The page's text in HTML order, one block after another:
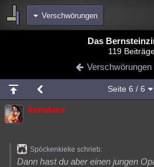
Verschwörungen
Blogs
Chat Wiki Neuigkeiten
meine Rubriken
Menschen Wissenschaft
Natur Umfragen Unterhaltung
Das
119
Verschwörungen
Seite 6 / 6
konstanz
Spöckenkieke schrieb:
Dann hast du aber einen jungen